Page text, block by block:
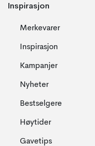
Inspirasjon
Merkevarer
Inspirasjon
Kampanjer
Nyheter
Bestselgere
Høytider
Gavetips